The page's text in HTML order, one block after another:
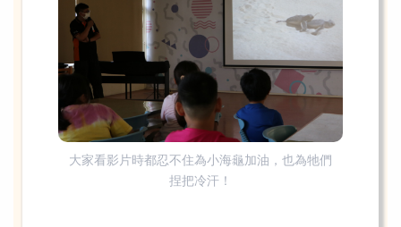
大家看影片時都忍不住為小海龜加油，也為牠們
捏把冷汗！